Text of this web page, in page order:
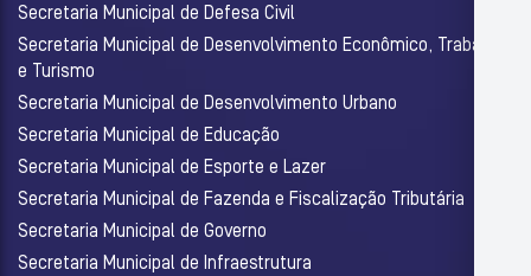
Secretaria Municipal de Defesa Civil
Secretaria Municipal de Desenvolvimento Econômico, Trabalho
e Turismo
Secretaria Municipal de Desenvolvimento Urbano
Secretaria Municipal de Educação
Secretaria Municipal de Esporte e Lazer
Secretaria Municipal de Fazenda e Fiscalização Tributária
Secretaria Municipal de Governo
Secretaria Municipal de Infraestrutura